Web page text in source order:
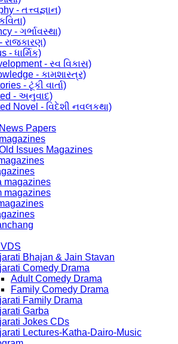
- તત્ત્વજ્ઞાન)
- ગર્ભાવસ્થા)
રાજકારણ)
- ધાર્મિક)
- સ્વ વિકાસ)
- કામશાસ્ત્ર)
- ટૂંકી વાર્તા)
- અનુવાદ)
Novel - વિદેશી નવલકથા)
Papers
Issues Magazines
magazines
magazines
Bhajan & Jain Stavan
Comedy Drama
Adult Comedy Drama
Family Comedy Drama
Family Drama
Garba
Jokes CDs
Lectures-Katha-Dairo-Music